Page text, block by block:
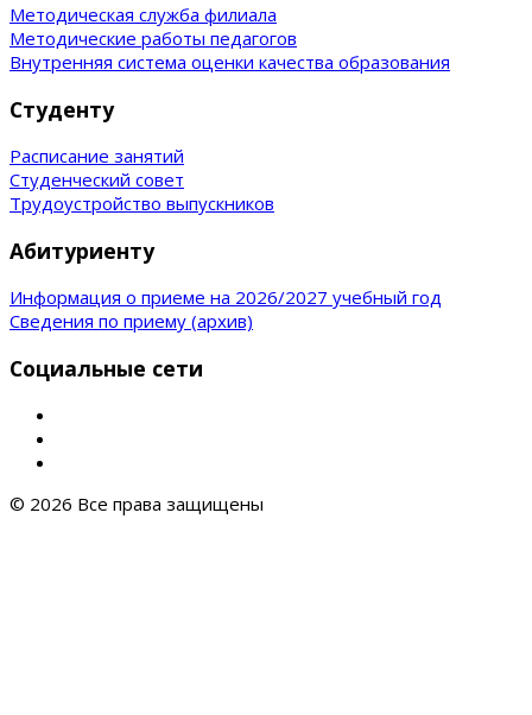
Методическая служба филиала
Методические работы педагогов
Внутренняя система оценки качества образования
Студенту
Расписание занятий
Студенческий совет
Трудоустройство выпускников
Абитуриенту
Информация о приеме на 2026/2027 учебный год
Сведения по приему (архив)
Социальные сети
© 2026 Все права защищены